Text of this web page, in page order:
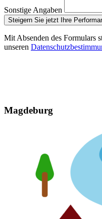
Sonstige Angaben
Steigern Sie jetzt Ihre
Mit Absenden des Formulars
unseren
Magdeburg